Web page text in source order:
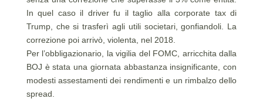
In quel caso il driver fu il taglio alla corporate tax di
Trump, che si trasferì agli utili societari, gonfiandoli. La
correzione poi arrivò, violenta, nel 2018.
Per l’obbligazionario, la vigilia del FOMC, arricchita dalla
BOJ è stata una giornata abbastanza insignificante, con
modesti assestamenti dei rendimenti e un rimbalzo dello
spread.